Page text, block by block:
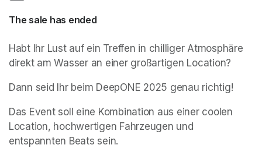
The sale has ended
Habt Ihr Lust auf ein Treffen in chilliger Atmosphäre
direkt am Wasser an einer großartigen Location?
Dann seid Ihr beim DeepONE 2025 genau richtig!
Das Event soll eine Kombination aus einer coolen
Location, hochwertigen Fahrzeugen und
entspannten Beats sein.